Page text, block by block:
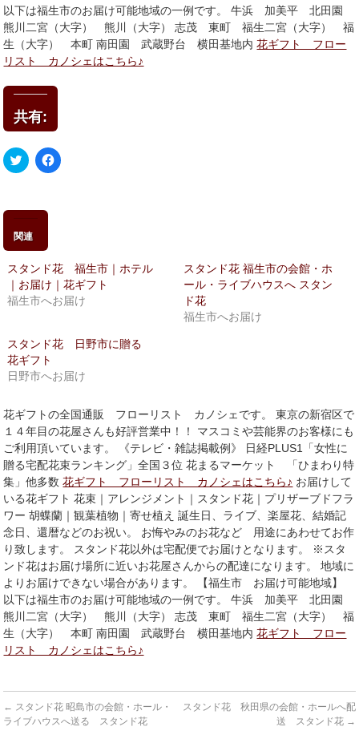
以下は福生市のお届け可能地域の一例です。 牛浜 加美平 北田園
熊川二宮（大字） 熊川（大字） 志茂 東町 福生二宮（大字） 福
生（大字） 本町 南田園 武蔵野台 横田基地内花ギフト フロー
リスト カノシェはこちら♪
共有:
ク
リ
て
で
共
有
(新
し
い
ウ
ィ
で
開
き
ま
Facebook
で
ッ
ク
し
て
く
い
(新
ウ
ド
ウ
で
開
き
ま
す)
関連
スタンド花 福生市｜ホテル
｜お届け｜花ギフト
福生市へお届け
スタンド花 福生市の会館・ホ
ール・ライブハウスへ スタン
ド花
福生市へお届け
スタンド花 日野市に贈る
花ギフト
日野市へお届け
花ギフトの全国通販 フローリスト カノシェです。 東京の新宿区で
１４年目の花屋さんも好評営業中！！ マスコミや芸能界のお客様にも
ご利用頂いています。 《テレビ・雑誌掲載例》 日経PLUS1「女性に
贈る宅配花束ランキング」全国３位 花まるマーケット 「ひまわり特
集」他多数花ギフト フローリスト カノシェはこちら♪ お届けして
いる花ギフト 花束｜アレンジメント｜スタンド花｜プリザーブドフラ
ワー 胡蝶蘭｜観葉植物｜寄せ植え 誕生日、ライブ、楽屋花、結婚記
念日、還暦などのお祝い。 お悔やみのお花など 用途にあわせてお作
り致します。 スタンド花以外は宅配便でお届けとなります。 ※スタ
ンド花はお届け場所に近いお花屋さんからの配達になります。 地域に
よりお届けできない場合があります。 【福生市 お届け可能地域】
以下は福生市のお届け可能地域の一例です。 牛浜 加美平 北田園
熊川二宮（大字） 熊川（大字） 志茂 東町 福生二宮（大字） 福
生（大字） 本町 南田園 武蔵野台 横田基地内花ギフト フロー
リスト カノシェはこちら♪
← スタンド花 昭島市の会館・ホール・
ライブハウスへ送る スタンド花
スタンド花 秋田県の会館・ホールへ配
送 スタンド花 →